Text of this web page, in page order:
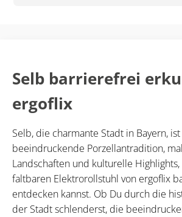
Selb barrierefrei
ergoflix
Selb, die charmante Stadt in Bayern,
beeindruckende Porzellantradition,
Landschaften und kulturelle
faltbaren Elektrorollstuhl von ergoflix
entdecken kannst. Ob Du durch die
der Stadt schlenderst, die